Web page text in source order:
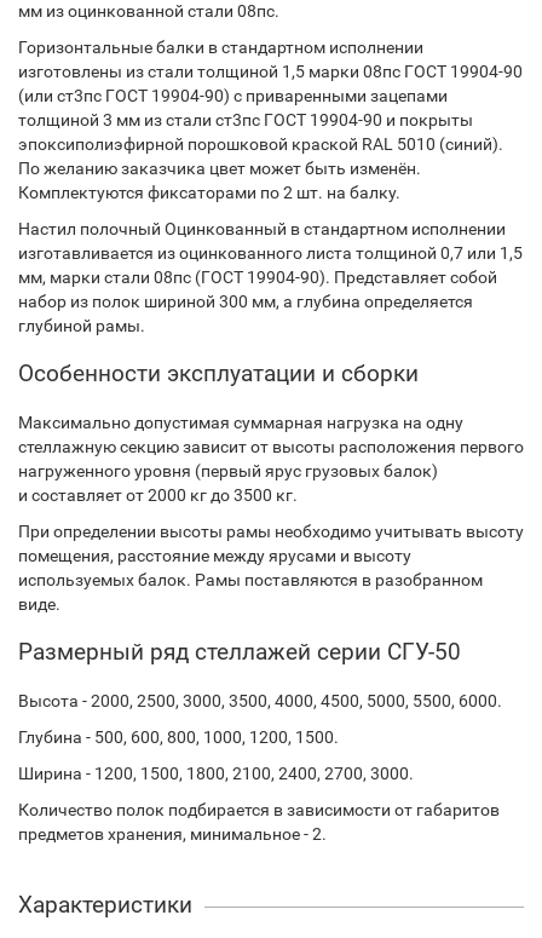
мм из оцинкованной стали 08пс.
Горизонтальные балки в стандартном исполнении
изготовлены из стали толщиной 1,5 марки 08пс ГОСТ 19904-90
(или ст3пс ГОСТ 19904-90) с приваренными зацепами
толщиной 3 мм из стали ст3пс ГОСТ 19904-90 и покрыты
эпоксиполиэфирной порошковой краской RAL 5010 (синий).
По желанию заказчика цвет может быть изменён.
Комплектуются фиксаторами по 2 шт. на балку.
Настил полочный Оцинкованный в стандартном исполнении
изготавливается из оцинкованного листа толщиной 0,7 или 1,5
мм, марки стали 08пс (ГОСТ 19904-90). Представляет собой
набор из полок шириной 300 мм, а глубина определяется
глубиной рамы.
Особенности эксплуатации и сборки
Максимально допустимая суммарная нагрузка на одну
стеллажную секцию зависит от высоты расположения первого
нагруженного уровня (первый ярус грузовых балок)
и составляет от 2000 кг до 3500 кг.
При определении высоты рамы необходимо учитывать высоту
помещения, расстояние между ярусами и высоту
используемых балок. Рамы поставляются в разобранном
виде.
Размерный ряд стеллажей серии СГУ-50
Высота - 2000, 2500, 3000, 3500, 4000, 4500, 5000, 5500, 6000.
Глубина - 500, 600, 800, 1000, 1200, 1500.
Ширина - 1200, 1500, 1800, 2100, 2400, 2700, 3000.
Количество полок подбирается в зависимости от габаритов
предметов хранения, минимальное - 2.
Характеристики